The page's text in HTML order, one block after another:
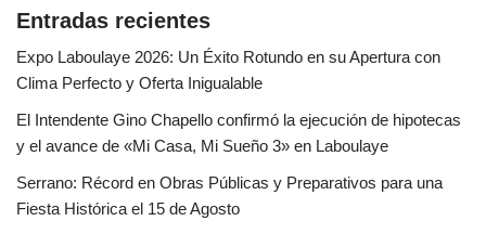
Entradas recientes
Expo Laboulaye 2026: Un Éxito Rotundo en su Apertura con
Clima Perfecto y Oferta Inigualable
El Intendente Gino Chapello confirmó la ejecución de hipotecas
y el avance de «Mi Casa, Mi Sueño 3» en Laboulaye
Serrano: Récord en Obras Públicas y Preparativos para una
Fiesta Histórica el 15 de Agosto